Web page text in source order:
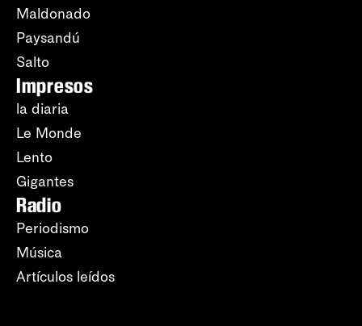
Maldonado
Paysandú
Salto
Impresos
la diaria
Le Monde
Lento
Gigantes
Radio
Periodismo
Música
Artículos leídos